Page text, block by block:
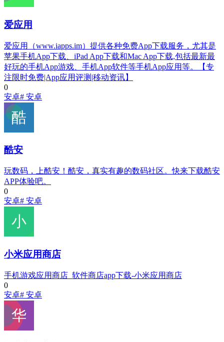
爱应用
爱应用（www.iapps.im）提供各种免费App下载服务，尤其是
苹果手机App下载、iPad App下载和Mac App下载,包括最新最
好玩的手机App游戏、手机App软件等手机App应用等。【专
注限时免费|App应用评测|移动资讯】
0
安卓# 安卓
酷安
玩数码，上酷安！酷安，真实有趣的数码社区。快来下载酷安
APP体验吧。
0
安卓# 安卓
小米应用商店
手机游戏应用商店_软件商店app下载-小米应用商店
0
安卓# 安卓